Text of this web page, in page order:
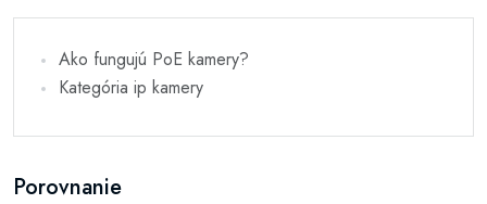
Ako fungujú PoE kamery?
Kategória ip kamery
Porovnanie